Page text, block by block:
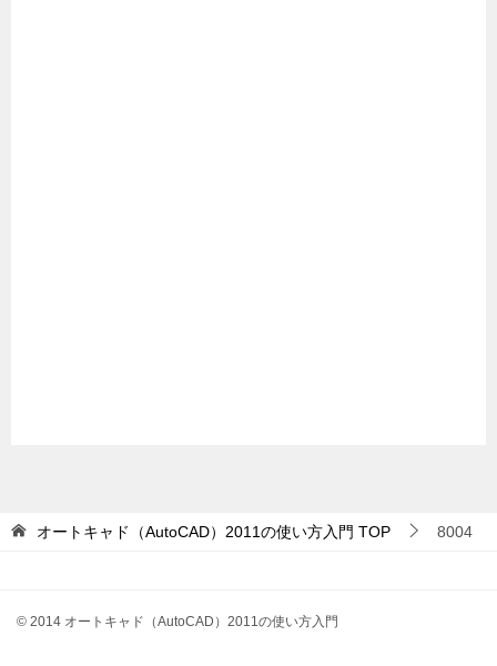
オートキャド（AutoCAD）2011の使い方入門 TOP 8004
© 2014 オートキャド（AutoCAD）2011の使い方入門